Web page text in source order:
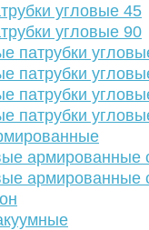
угловые 45
угловые 90
патрубки
патрубки
патрубки
патрубки
армированные
армированные